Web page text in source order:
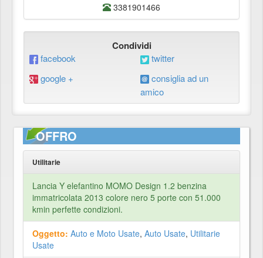
3381901466
Condividi
facebook
twitter
google +
consiglia ad un
amico
OFFRO
Utilitarie
Lancia Y elefantino MOMO Design 1.2 benzina
immatricolata 2013 colore nero 5 porte con 51.000
kmin perfette condizioni.
Oggetto: Auto e Moto Usate, Auto Usate, Utilitarie
Usate